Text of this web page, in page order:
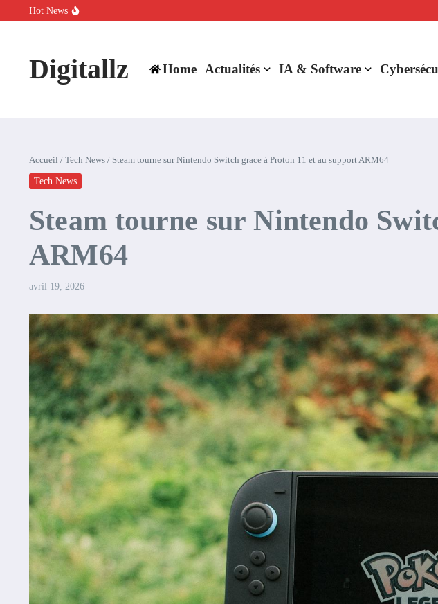
Aller au contenu
Hot News
Comment l’IA simplifie la data de caisse pour la transformer en levier de rentabilité ?
Digitallz Home Actualités IA & Software
Accueil / Tech News / Steam tourne sur Nintendo Switch grace à Proton 11 et au support ARM64
Tech News
Steam tourne sur Nintendo
ARM64
avril 19, 2026